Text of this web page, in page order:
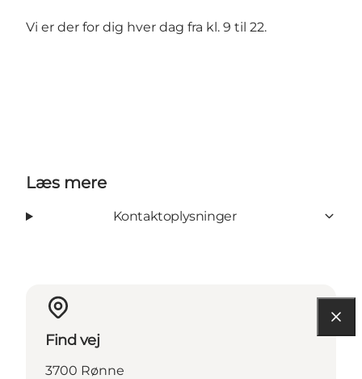
Vi er der for dig hver dag fra kl. 9 til 22.
Læs mere
Kontaktoplysninger
Find vej
3700 Rønne